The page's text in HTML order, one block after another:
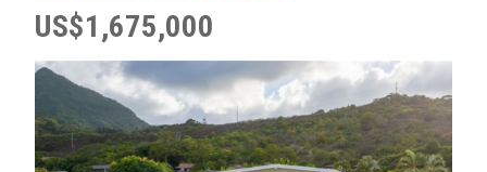
US$1,675,000